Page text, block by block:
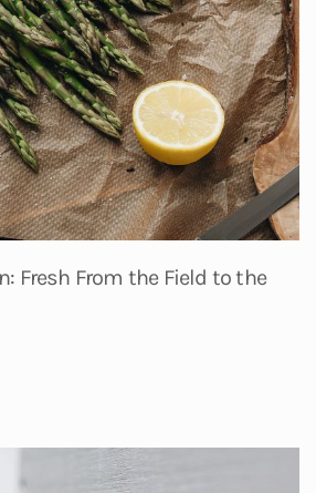
Fresh From the Field to the